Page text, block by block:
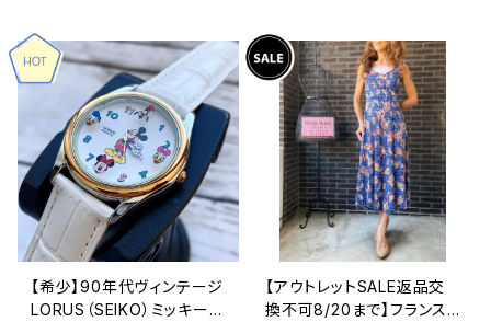
【希少】90年代ヴィンテージ
LORUS（SEIKO）ミッキーマ
【アウトレットSALE返品交
換不可8/20まで】フランス